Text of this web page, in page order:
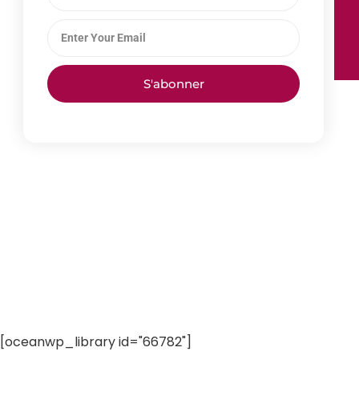
S'abonner
[oceanwp_library id="66782"]